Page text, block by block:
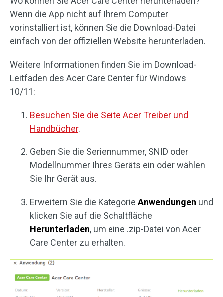
Wenn die App nicht auf Ihrem Computer
vorinstalliert ist, können Sie die Download-Datei
einfach von der offiziellen Website herunterladen.
Weitere Informationen finden Sie im Download-
Leitfaden des Acer Care Center für Windows
10/11:
Besuchen Sie die Seite Acer Treiber und
Handbücher.
Geben Sie die Seriennummer, SNID oder
Modellnummer Ihres Geräts ein oder wählen
Sie Ihr Gerät aus.
Erweitern Sie die Kategorie Anwendungen und
klicken Sie auf die Schaltfläche
Herunterladen, um eine .zip-Datei von Acer
Care Center zu erhalten.